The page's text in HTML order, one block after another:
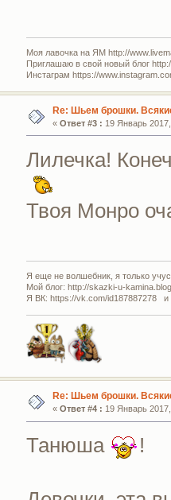
Моя лавочка на ЯМ http://
Приглашаю в свой новый блог
Инстаграм https://
Re: Шьем брошки.
« Ответ #3 : 19 Январь
Лилечка!
Твоя Монро
Я еще не волшебник, я только
Мой блог: http://skazki-u-
Я ВК: https://vk.com/id187887278 и
Re: Шьем брошки.
« Ответ #4 : 19 Январь
Танюша !